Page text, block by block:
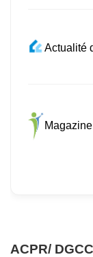
Actualité
ACPR/